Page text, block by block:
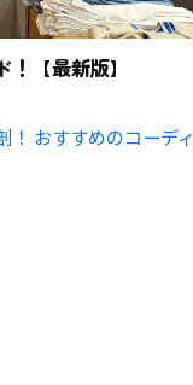
【最新版】
！ おすすめのコーディ